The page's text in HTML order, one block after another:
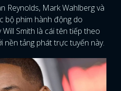
Reynolds, Mark Wahlberg và
bộ phim hành động do
Smith là cái tên tiếp theo
nền tảng phát trực tuyến này.